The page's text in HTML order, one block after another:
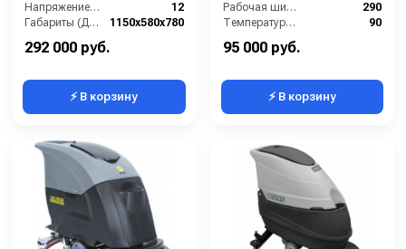
Напряжение (В):
12
Габариты (ДхШхВ):
1150x580x780
292 000 руб.
⚡ В корзину
Рабочая ширина (мм):
290
Температура (°C):
90
Напряжение (В):
95 000 руб.
⚡ В корзину